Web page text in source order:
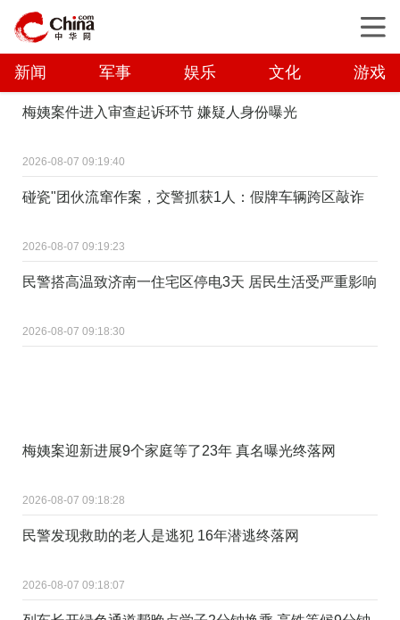
新闻 军事 娱乐 文化 游戏
梅姨案件进入审查起诉环节 嫌疑人身份曝光
2026-08-07 09:19:40
碰瓷"团伙流窜作案，交警抓获1人：假牌车辆跨区敲诈
2026-08-07 09:19:23
民警搭高温致济南一住宅区停电3天 居民生活受严重影响
2026-08-07 09:18:30
梅姨案迎新进展9个家庭等了23年 真名曝光终落网
2026-08-07 09:18:28
民警发现救助的老人是逃犯 16年潜逃终落网
2026-08-07 09:18:07